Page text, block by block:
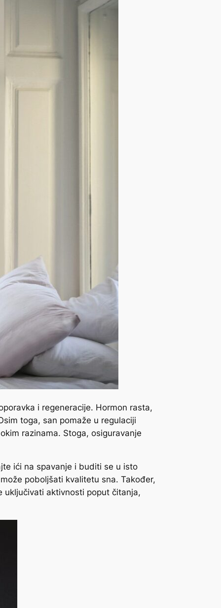
i regeneracije. Hormon rasta,
toga, san pomaže u regulaciji
razinama. Stoga, osiguravanje
ići na spavanje i buditi se u isto
poboljšati kvalitetu sna. Također,
uključivati aktivnosti poput čitanja,